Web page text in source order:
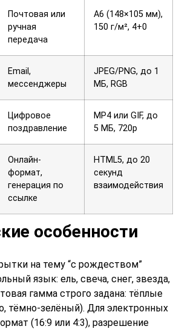
Почтовая или
ручная
передача
A6 (148×105 мм),
150 г/м², 4+0
Email,
мессенджеры
JPEG/PNG, до 1
МБ, RGB
Цифровое
поздравление
MP4 или GIF, до
5 МБ, 720p
Онлайн-
формат,
генерация по
ссылке
HTML5, до 20
секунд
взаимодействия
особенности
на тему “с рождеством”
язык: ель, свеча, снег, звезда,
гамма строго задана: тёплые
тёмно-зелёный). Для электронных
(16:9 или 4:3), разрешение